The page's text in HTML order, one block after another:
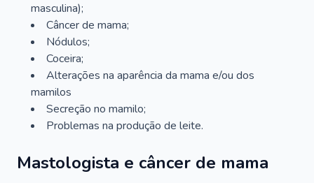
masculina);
Câncer de mama;
Nódulos;
Coceira;
Alterações na aparência da mama e/ou dos
mamilos
Secreção no mamilo;
Problemas na produção de leite.
Mastologista e câncer de mama